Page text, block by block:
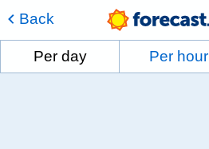
Back
Per day Per hour